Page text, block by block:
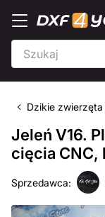
Dzikie
Jeleń V16.
cięcia CNC,
Sprzedawca: